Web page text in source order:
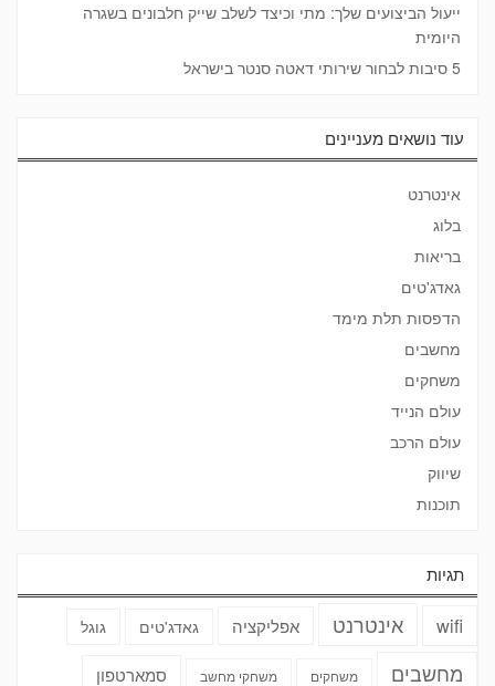
ייעול הביצועים שלך: מתי וכיצד לשלב שייק חלבונים בשגרה
היומית
5 סיבות לבחור שירותי דאטה סנטר בישראל
עוד נושאים מעניינים
אינטרנט
בלוג
בריאות
גאדג'טים
הדפסות תלת מימד
מחשבים
משחקים
עולם הנייד
עולם הרכב
שיווק
תוכנות
תגיות
wifi אינטרנט אפליקציה גאדג'טים גוגל
מחשבים משחקים משחקי מחשב סמארטפון